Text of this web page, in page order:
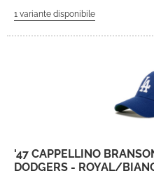
'47 CAPPELLINO
DODGERS - ROYAL/